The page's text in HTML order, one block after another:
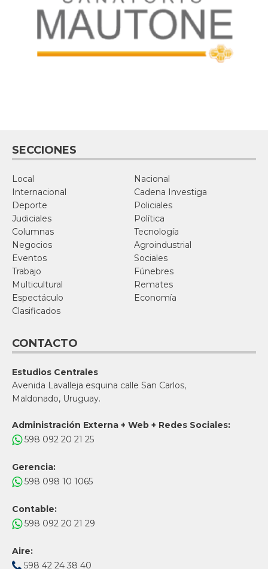
SECCIONES
Local
Nacional
Internacional
Cadena Investiga
Deporte
Policiales
Judiciales
Política
Columnas
Tecnología
Negocios
Agroindustrial
Eventos
Sociales
Trabajo
Fúnebres
Multicultural
Remates
Espectáculo
Economía
Clasificados
CONTACTO
Estudios Centrales
Avenida Lavalleja esquina calle San Carlos,
Maldonado, Uruguay.
Administración Externa + Web + Redes Sociales:
598 092 20 21 25
Gerencia:
598 098 10 1065
Contable:
598 092 20 21 29
Aire:
598 42 24 38 40